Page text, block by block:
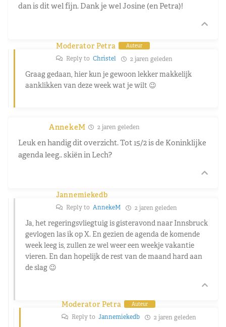
dan is dit wel fijn. Dank je wel Josine (en Petra)!
Moderator Petra Auteur
Reply to Christel 2 jaren geleden
Graag gedaan, hier kun je gewoon lekker makkelijk
aanklikken van deze week wat je wilt 😉
AnnekeM 2 jaren geleden
Leuk en handig dit overzicht. Tot 15/2 is de Koninklijke
agenda leeg.. skiën in Lech?
Jannemiekedb
Reply to AnnekeM 2 jaren geleden
Ja, het regeringsvliegtuig is gisteravond naar Innsbruck
gevlogen las ik op X. En gezien de agenda de komende
week leeg is, zullen ze wel weer een weekje vakantie
vieren. En dan hopelijk de rest van de maand hard aan
de slag 😉
Moderator Petra Auteur
Reply to Jannemiekedb 2 jaren geleden